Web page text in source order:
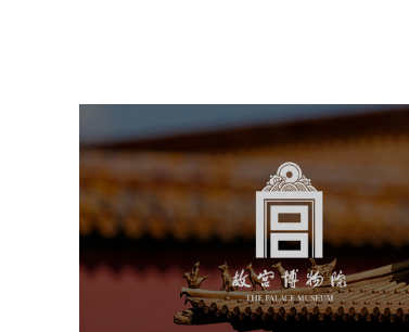
故宫博物院
文化艺术 博物馆
智慧博物
博物馆网站建设
景区网站建设
万能专题
网站代运营